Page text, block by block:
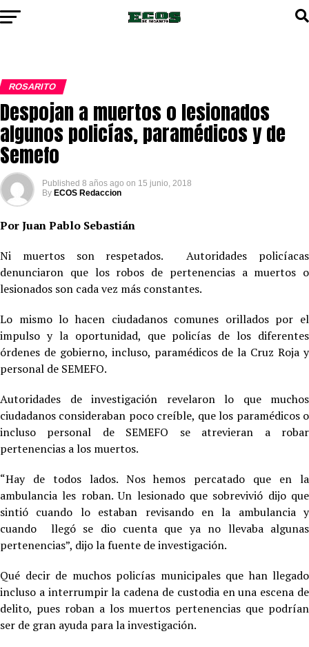
ROSARITO
Despojan a muertos o lesionados
algunos policías, paramédicos y de
Semefo
Published 8 años ago on 15 junio, 2018
By ECOS Redaccion
Por Juan Pablo Sebastián
Ni muertos son respetados. Autoridades policíacas
denunciaron que los robos de pertenencias a muertos o
lesionados son cada vez más constantes.
Lo mismo lo hacen ciudadanos comunes orillados por el
impulso y la oportunidad, que policías de los diferentes
órdenes de gobierno, incluso, paramédicos de la Cruz Roja y
personal de SEMEFO.
Autoridades de investigación revelaron lo que muchos
ciudadanos consideraban poco creíble, que los paramédicos o
incluso personal de SEMEFO se atrevieran a robar
pertenencias a los muertos.
“Hay de todos lados. Nos hemos percatado que en la
ambulancia les roban. Un lesionado que sobrevivió dijo que
sintió cuando lo estaban revisando en la ambulancia y
cuando llegó se dio cuenta que ya no llevaba algunas
pertenencias”, dijo la fuente de investigación.
Qué decir de muchos policías municipales que han llegado
incluso a interrumpir la cadena de custodia en una escena de
delito, pues roban a los muertos pertenencias que podrían
ser de gran ayuda para la investigación.